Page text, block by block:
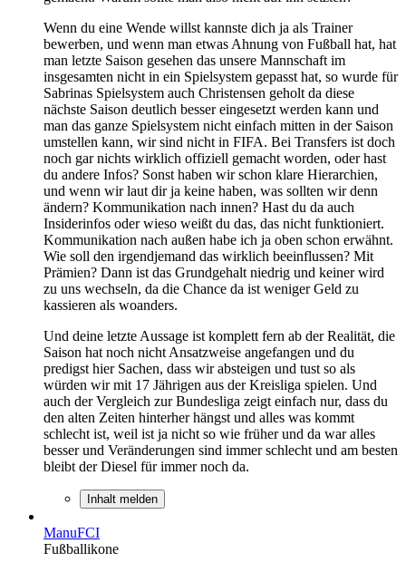
Wenn du eine Wende willst kannste dich ja als Trainer
bewerben, und wenn man etwas Ahnung von Fußball hat, hat
man letzte Saison gesehen das unsere Mannschaft im
insgesamten nicht in ein Spielsystem gepasst hat, so wurde für
Sabrinas Spielsystem auch Christensen geholt da diese
nächste Saison deutlich besser eingesetzt werden kann und
man das ganze Spielsystem nicht einfach mitten in der Saison
umstellen kann, wir sind nicht in FIFA. Bei Transfers ist doch
noch gar nichts wirklich offiziell gemacht worden, oder hast
du andere Infos? Sonst haben wir schon klare Hierarchien,
und wenn wir laut dir ja keine haben, was sollten wir denn
ändern? Kommunikation nach innen? Hast du da auch
Insiderinfos oder wieso weißt du das, das nicht funktioniert.
Kommunikation nach außen habe ich ja oben schon erwähnt.
Wie soll den irgendjemand das wirklich beeinflussen? Mit
Prämien? Dann ist das Grundgehalt niedrig und keiner wird
zu uns wechseln, da die Chance da ist weniger Geld zu
kassieren als woanders.
Und deine letzte Aussage ist komplett fern ab der Realität, die
Saison hat noch nicht Ansatzweise angefangen und du
predigst hier Sachen, dass wir absteigen und tust so als
würden wir mit 17 Jährigen aus der Kreisliga spielen. Und
auch der Vergleich zur Bundesliga zeigt einfach nur, dass du
den alten Zeiten hinterher hängst und alles was kommt
schlecht ist, weil ist ja nicht so wie früher und da war alles
besser und Veränderungen sind immer schlecht und am besten
bleibt der Diesel für immer noch da.
Inhalt melden
ManuFCI
Fußballikone